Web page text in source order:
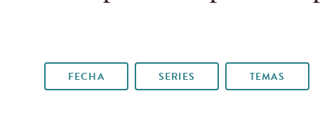
FECHA SERIES TEMAS